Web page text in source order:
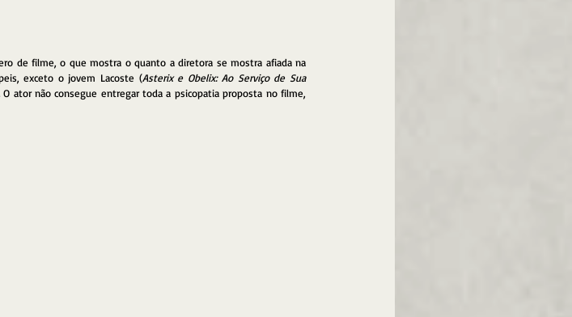
de filme, o que mostra o quanto a diretora se mostra afiada na
exceto o jovem Lacoste (Asterix e Obelix: Ao Serviço de Sua
ator não consegue entregar toda a psicopatia proposta no filme,